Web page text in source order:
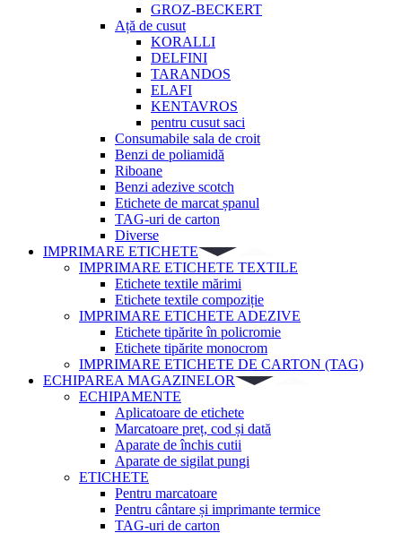
GROZ-BECKERT
Ață de cusut
KORALLI
DELFINI
TARANDOS
ELAFI
KENTAVROS
pentru cusut saci
Consumabile sala de croit
Benzi de poliamidă
Riboane
Benzi adezive scotch
Etichete de marcat șpanul
TAG-uri de carton
Diverse
IMPRIMARE ETICHETE
IMPRIMARE ETICHETE TEXTILE
Etichete textile mărimi
Etichete textile compoziție
IMPRIMARE ETICHETE ADEZIVE
Etichete tipărite în policromie
Etichete tipărite monocrom
IMPRIMARE ETICHETE DE CARTON (TAG)
ECHIPAREA MAGAZINELOR
ECHIPAMENTE
Aplicatoare de etichete
Marcatoare preț, cod și dată
Aparate de închis cutii
Aparate de sigilat pungi
ETICHETE
Pentru marcatoare
Pentru cântare și imprimante termice
TAG-uri de carton